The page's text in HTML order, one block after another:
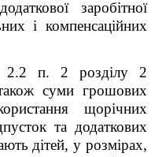
заробітної
і компенсаційних
2.2 п. 2 розділу 2
суми грошових
щорічних
та додаткових
дітей, у розмірах,